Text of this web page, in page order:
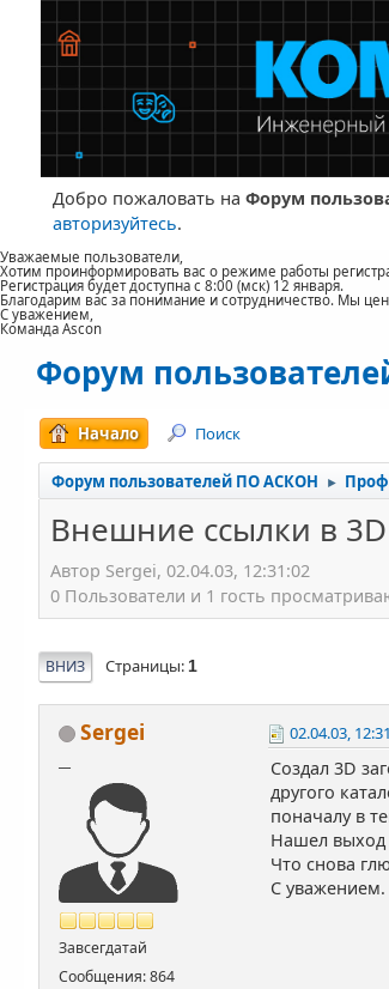
Добро пожаловать на Форум
авторизуйтесь.
Уважаемые пользователи,
Хотим проинформировать вас о режиме работы
Регистрация будет доступна с 8:00 (мск) 12 января.
Благодарим вас за понимание и сотрудничество. Мы
С уважением,
Команда Ascon
Форум
Начало Поиск
Форум пользователей ПО АСКОН ►
Внешние ссылки в 3D
Автор Sergei, 02.04.03, 12:31:02
0 Пользователи и 1 гость
ВНИЗ Страницы 1
Sergei
Завсегдатай
Сообщения: 864
02.04.03,
Создал 3D
другого
поначалу в
Нашел выход
Что снова
С уважением.